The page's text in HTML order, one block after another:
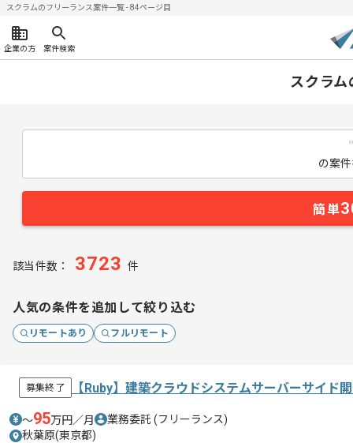
スクラムのフリーランス案件一覧 - 84ページ目
企業の方 案件検索
スクラ
の案
簡単
該当件数： 3723 件
人気の条件を追加して絞り込む
リモートあり フルリモート
募集終了 【Ruby】建築クラウドシステムサーバーサイド
〜95万円／月 業務委託 (フリーランス)
秋葉原(東京都)